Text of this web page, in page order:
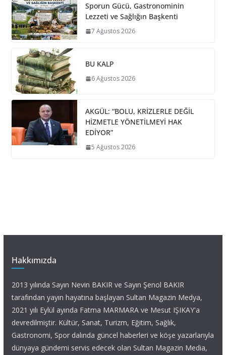
Sporun Gücü, Gastronominin
Lezzeti ve Sağlığın Başkenti
7 Ağustos 2026
BU KALP
6 Ağustos 2026
AKGÜL: “BOLU, KRİZLERLE DEĞİL
HİZMETLE YÖNETİLMEYİ HAK
EDİYOR”
5 Ağustos 2026
Hakkımızda
2013 yılında Sayın Nevin BAKIR ve Sayın Şenol BAKIR
tarafından yayın hayatına başlayan Sultan Magazin Medya,
2021 yılı Eylül ayında Fatma MARMARA ve Mesut IŞIKAY'a
devredilmiştir. Kültür, Sanat, Turizm, Eğitim, Sağlık,
Gastronomi, Spor dalında güncel haberleri ve köşe yazarlarıyla
dünyaya gündemi servis edecek olan Sultan Magazin Media,